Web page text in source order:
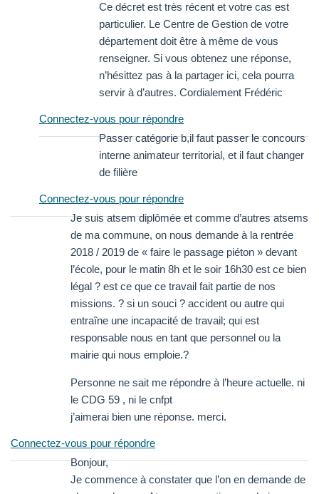
Ce décret est très récent et votre cas est
particulier. Le Centre de Gestion de votre
département doit être à même de vous
renseigner. Si vous obtenez une réponse,
n’hésittez pas à la partager ici, cela pourra
servir à d’autres. Cordialement Frédéric
Connectez-vous pour répondre
Passer catégorie b,il faut passer le concours
interne animateur territorial, et il faut changer
de filière
Connectez-vous pour répondre
Je suis atsem diplômée et comme d’autres atsems
de ma commune, on nous demande à la rentrée
2018 / 2019 de « faire le passage piéton » devant
l’école, pour le matin 8h et le soir 16h30 est ce bien
légal ? est ce que ce travail fait partie de nos
missions. ? si un souci ? accident ou autre qui
entraîne une incapacité de travail; qui est
responsable nous en tant que personnel ou la
mairie qui nous emploie.?
Personne ne sait me répondre à l’heure actuelle. ni
le CDG 59 , ni le cnfpt
j’aimerai bien une réponse. merci.
Connectez-vous pour répondre
Bonjour,
Je commence à constater que l’on en demande de